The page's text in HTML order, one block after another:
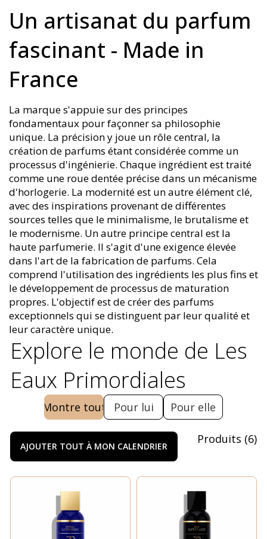
Un artisanat du parfum
fascinant - Made in
France
La marque s'appuie sur des principes
fondamentaux pour façonner sa philosophie
unique. La précision y joue un rôle central, la
création de parfums étant considérée comme un
processus d'ingénierie. Chaque ingrédient est traité
comme une roue dentée précise dans un mécanisme
d'horlogerie. La modernité est un autre élément clé,
avec des inspirations provenant de différentes
sources telles que le minimalisme, le brutalisme et
le modernisme. Un autre principe central est la
haute parfumerie. Il s'agit d'une exigence élevée
dans l'art de la fabrication de parfums. Cela
comprend l'utilisation des ingrédients les plus fins et
le développement de processus de maturation
propres. L'objectif est de créer des parfums
exceptionnels qui se distinguent par leur qualité et
leur caractère unique.
Explore le monde de Les
Eaux Primordiales
Montre tout Pour lui Pour elle
AJOUTER TOUT À MON CALENDRIER
Produits (6)